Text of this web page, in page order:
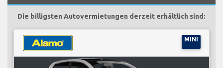
Die billigsten Autovermietungen derzeit erhältlich sind:
MINI